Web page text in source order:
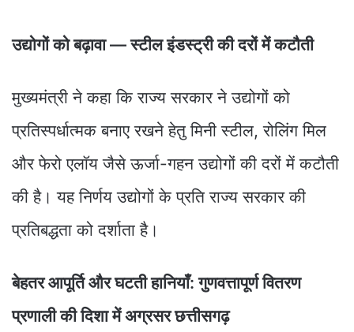
उद्योगों को बढ़ावा — स्टील इंडस्ट्री की दरों में कटौती
मुख्यमंत्री ने कहा कि राज्य सरकार ने उद्योगों को
प्रतिस्पर्धात्मक बनाए रखने हेतु मिनी स्टील, रोलिंग मिल
और फेरो एलॉय जैसे ऊर्जा-गहन उद्योगों की दरों में कटौती
की है। यह निर्णय उद्योगों के प्रति राज्य सरकार की
प्रतिबद्धता को दर्शाता है।
बेहतर आपूर्ति और घटती हानियाँ: गुणवत्तापूर्ण वितरण
प्रणाली की दिशा में अग्रसर छत्तीसगढ़